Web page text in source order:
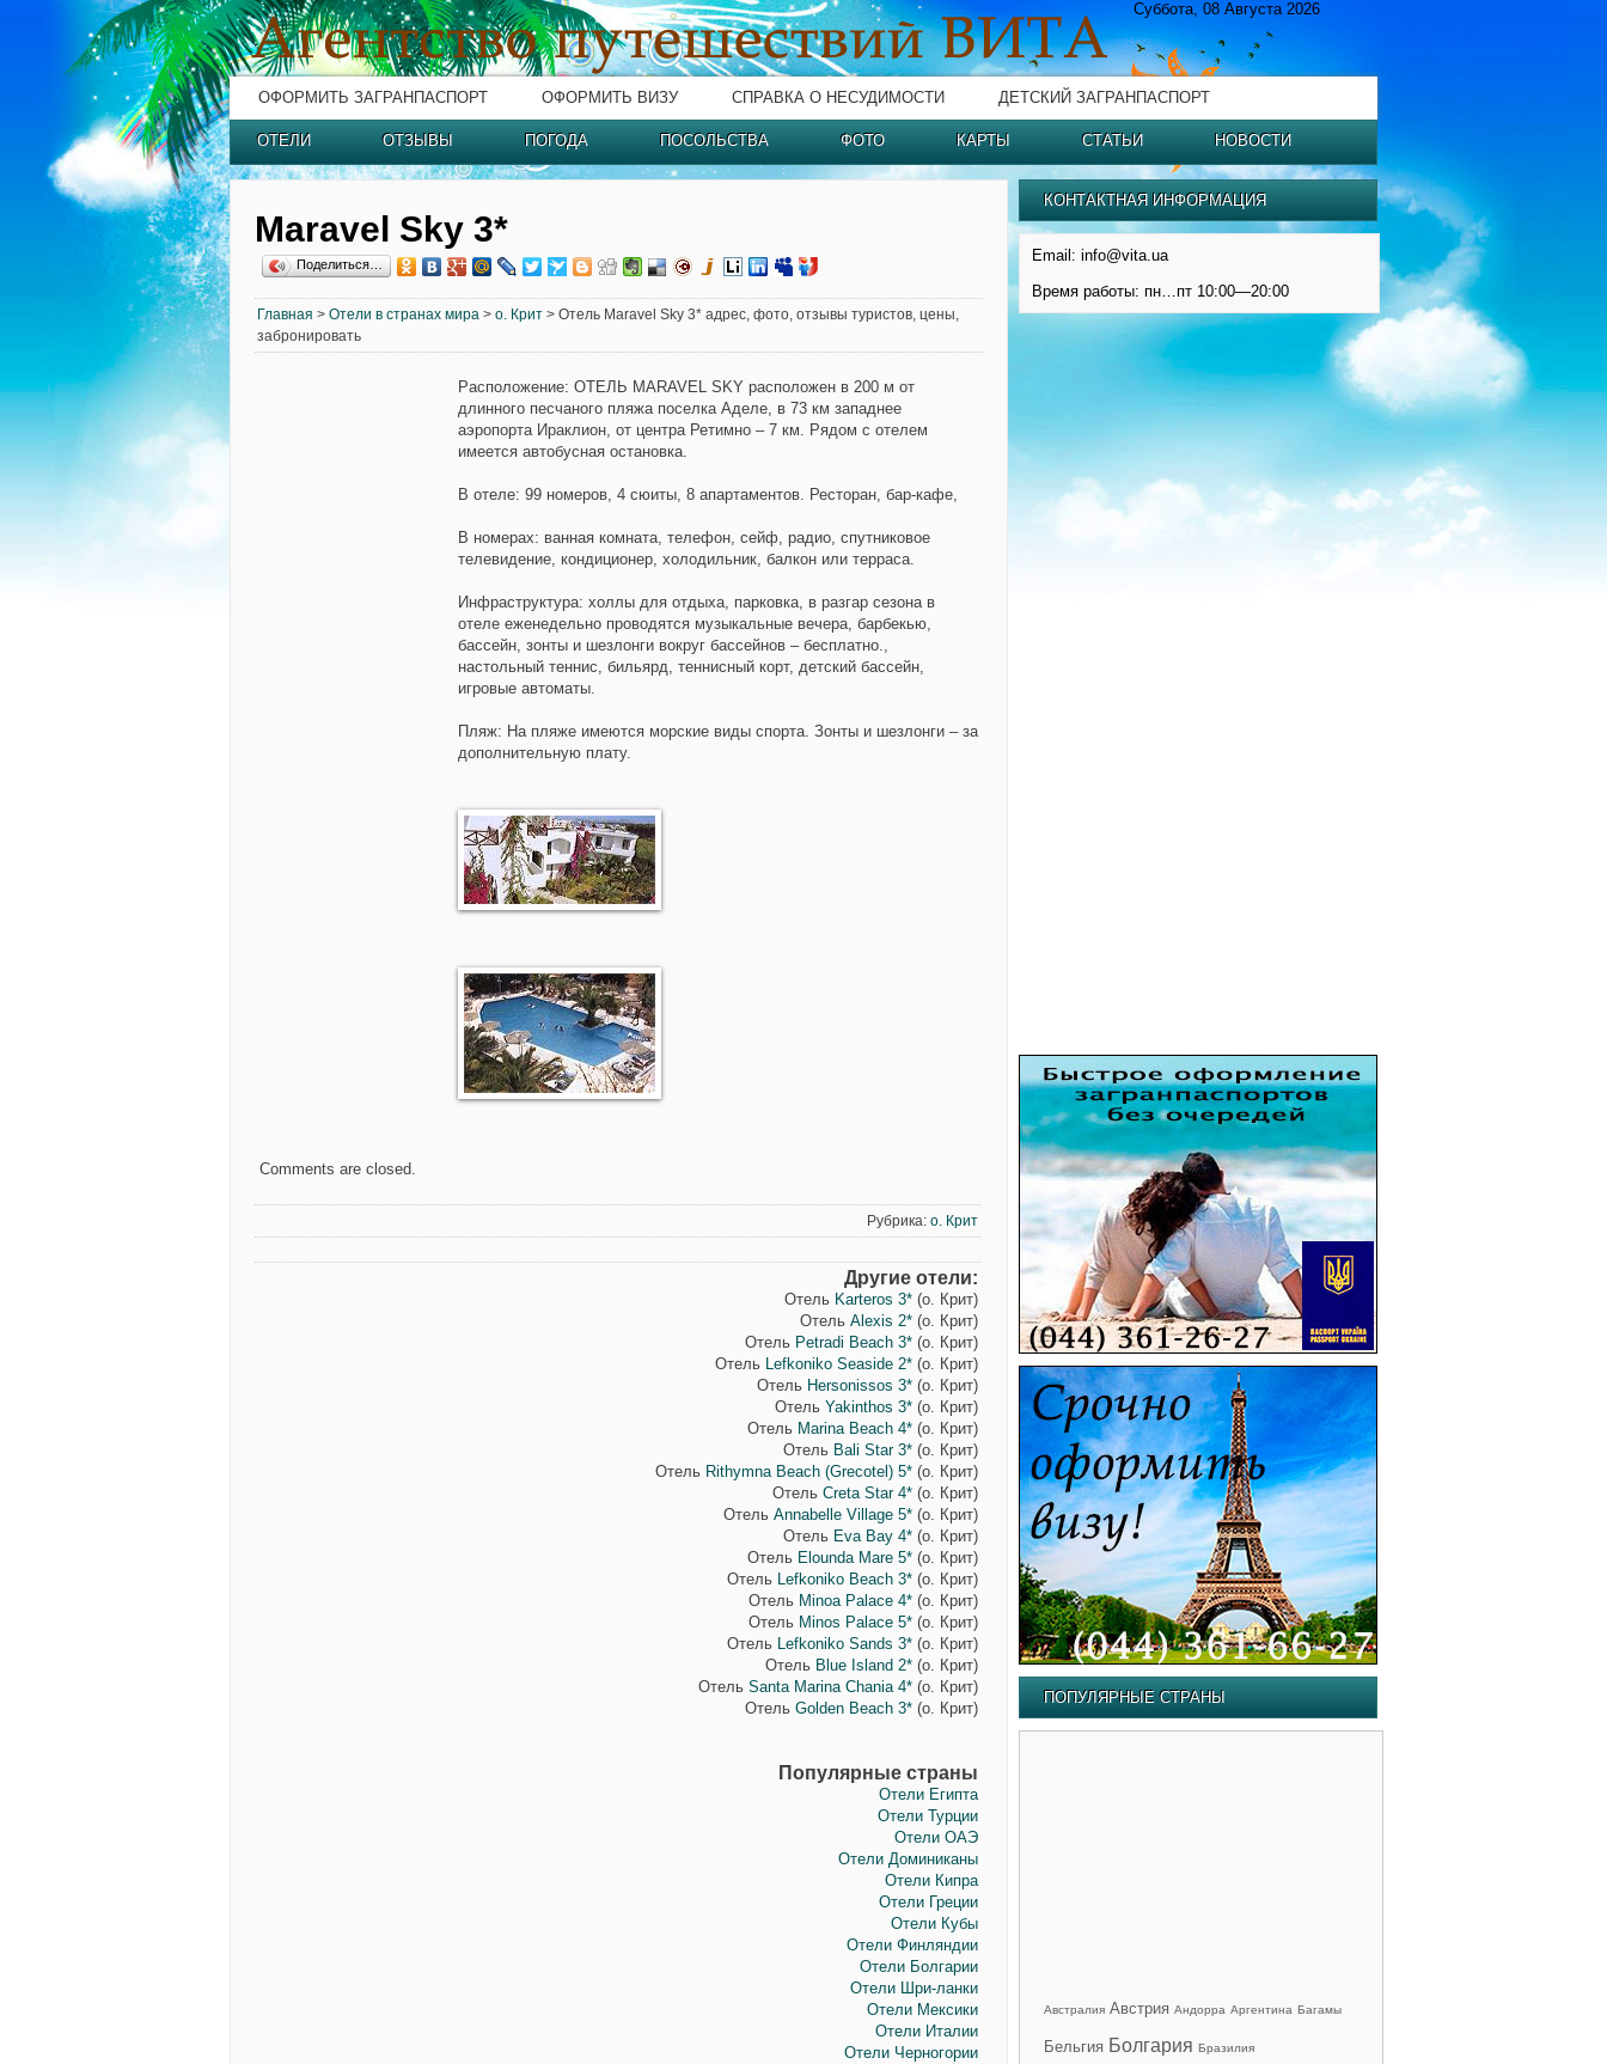
Суббота, 08 Августа 2026
ОФОРМИТЬ ЗАГРАНПАСПОРТ ОФОРМИТЬ ВИЗУ СПРАВКА О НЕСУДИМОСТИ ДЕТСКИЙ ЗАГРАНПАСПОРТ
ОТЕЛИ ОТЗЫВЫ ПОГОДА ПОСОЛЬСТВА ФОТО КАРТЫ СТАТЬИ НОВОСТИ
Maravel Sky 3*
Поделиться…
Главная > Отели в странах мира > о. Крит > Отель Maravel Sky 3* адрес, фото, отзывы туристов, цены,
забронировать
Расположение: ОТЕЛЬ MARAVEL SKY расположен в 200 м от
длинного песчаного пляжа поселка Аделе, в 73 км западнее
аэропорта Ираклион, от центра Ретимно – 7 км. Рядом с отелем
имеется автобусная остановка.
В отеле: 99 номеров, 4 сюиты, 8 апартаментов. Ресторан, бар-кафе,
В номерах: ванная комната, телефон, сейф, радио, спутниковое
телевидение, кондиционер, холодильник, балкон или терраса.
Инфраструктура: холлы для отдыха, парковка, в разгар сезона в
отеле еженедельно проводятся музыкальные вечера, барбекью,
бассейн, зонты и шезлонги вокруг бассейнов – бесплатно.,
настольный теннис, бильярд, теннисный корт, детский бассейн,
игровые автоматы.
Пляж: На пляже имеются морские виды спорта. Зонты и шезлонги – за
дополнительную плату.
Comments are closed.
Рубрика: о. Крит
Другие отели:
Отель Karteros 3*(о. Крит)
Отель Alexis 2*(о. Крит)
Отель Petradi Beach 3*(о. Крит)
Отель Lefkoniko Seaside 2*(о. Крит)
Отель Hersonissos 3*(о. Крит)
Отель Yakinthos 3*(о. Крит)
Отель Marina Beach 4*(о. Крит)
Отель Bali Star 3*(о. Крит)
Отель Rithymna Beach (Grecotel) 5*(о. Крит)
Отель Creta Star 4*(о. Крит)
Отель Annabelle Village 5*(о. Крит)
Отель Eva Bay 4*(о. Крит)
Отель Elounda Mare 5*(о. Крит)
Отель Lefkoniko Beach 3*(о. Крит)
Отель Minoa Palace 4*(о. Крит)
Отель Minos Palace 5*(о. Крит)
Отель Lefkoniko Sands 3*(о. Крит)
Отель Blue Island 2*(о. Крит)
Отель Santa Marina Chania 4*(о. Крит)
Отель Golden Beach 3*(о. Крит)
Популярные страны
Отели Египта
Отели Турции
Отели ОАЭ
Отели Доминиканы
Отели Кипра
Отели Греции
Отели Кубы
Отели Финляндии
Отели Болгарии
Отели Шри-ланки
Отели Мексики
Отели Италии
Отели Черногории
КОНТАКТНАЯ ИНФОРМАЦИЯ
Email: info@vita.ua
Время работы: пн…пт 10:00—20:00
ПОПУЛЯРНЫЕ СТРАНЫ
Австралия Австрия Андорра Аргентина Багамы
Бельгия Болгария Бразилия